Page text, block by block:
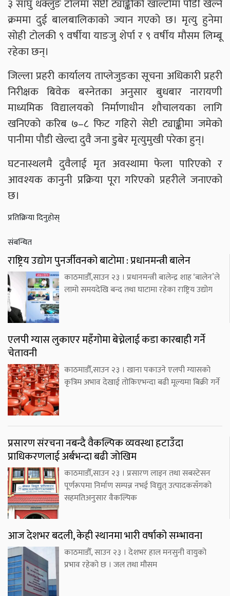
३ साँघु थक्लुङ टोलमा सेप्टी ट्याङ्कीको खाल्टोमा पौडी खेल्ने
क्रममा दुई बालबालिकाको ज्यान गएको छ। मृत्यु हुनेमा
सोही टोलकी ९ वर्षीया याङजु शेर्पा र ९ वर्षीय मौसम लिम्बू
रहेका छन्।
जिल्ला प्रहरी कार्यालय ताप्लेजुङका सूचना अधिकारी प्रहरी
निरीक्षक बिवेक बस्नेतका अनुसार बुधबार नारायणी
माध्यमिक विद्यालयको निर्माणाधीन शौचालयका लागि
खनिएको करिब ७–८ फिट गहिरो सेप्टी ट्याङ्कीमा जमेको
पानीमा पौडी खेल्दा दुवै जना डुबेर मृत्युमुखी परेका हुन्।
घटनास्थलमै दुवैलाई मृत अवस्थामा फेला पारिएको र
आवश्यक कानुनी प्रक्रिया पूरा गरिएको प्रहरीले जनाएको
छ।
प्रतिक्रिया दिनुहोस्
संबन्धित
राष्ट्रिय उद्योग पुनर्जीवनको बाटोमा : प्रधानमन्त्री बालेन
काठमाडौँ,साउन २३ । प्रधानमन्त्री बालेन्द्र शाह ‘बालेन’ले
लामो समयदेखि बन्द तथा घाटामा रहेका राष्ट्रिय उद्योग
एलपी ग्यास लुकाएर महँगोमा बेच्नेलाई कडा कारबाही गर्ने
चेतावनी
काठमाडौँ,साउन २३ । खाना पकाउने एलपी ग्यासको
कृत्रिम अभाव देखाई तोकिएभन्दा बढी मूल्यमा बिक्री गर्ने
प्रसारण संरचना नबन्दै वैकल्पिक व्यवस्था हटाउँदा
प्राधिकरणलाई अर्बभन्दा बढी जोखिम
काठमाडौँ,साउन २३ । प्रसारण लाइन तथा सबस्टेसन
पूर्णरूपमा निर्माण सम्पन्न नभई विद्युत् उत्पादकसँगको
सहमतिअनुसार वैकल्पिक
आज देशभर बदली, केही स्थानमा भारी वर्षाको सम्भावना
काठमाडौँ, साउन २३ । देशभर हाल मनसुनी वायुको
प्रभाव रहेको छ । जल तथा मौसम